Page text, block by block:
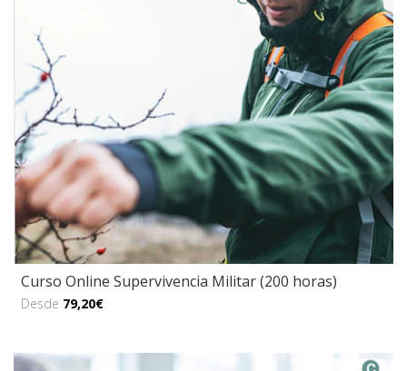
Curso Online Supervivencia Militar (200 horas)
Desde 79,20€